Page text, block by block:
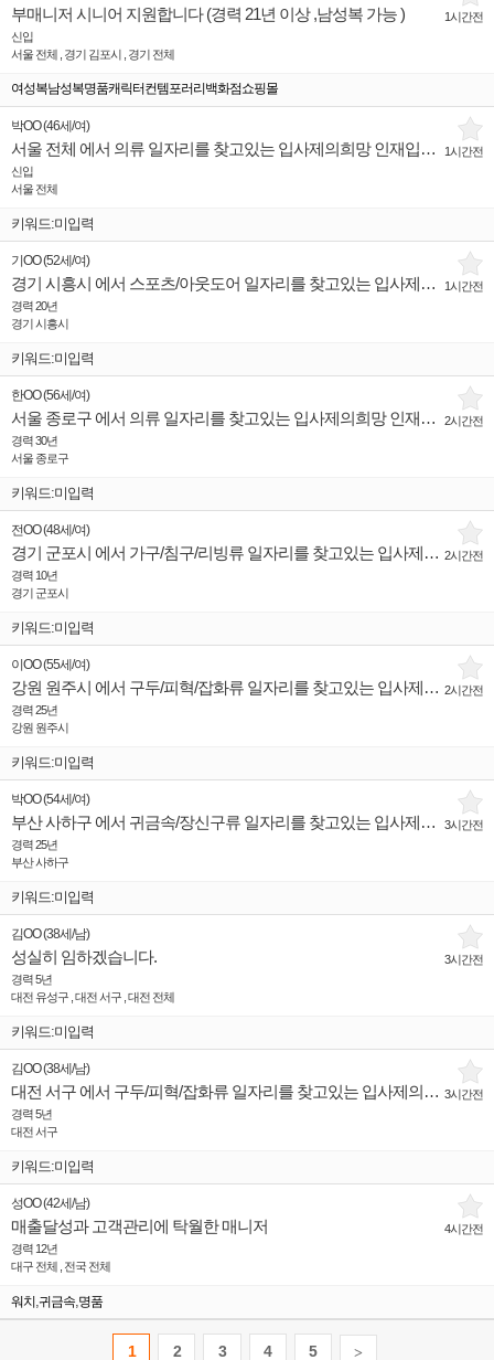
1시간전
부매니저 시니어 지원합니다 (경력 21년 이상 ,남성복 가능 )
신입
서울 전체 , 경기 김포시 , 경기 전체
여성복남성복명품캐릭터컨템포러리백화점쇼핑몰
1시간전
박OO(46세 /여)
서울 전체 에서 의류 일자리를 찾고있는 입사제의희망 인재입니다.
신입
서울 전체
키워드:미입력
1시간전
기OO(52세 /여)
경기 시흥시 에서 스포츠/아웃도어 일자리를 찾고있는 입사제의희망 인재입니다.
경력 20년
경기 시흥시
키워드:미입력
2시간전
한OO(56세 /여)
서울 종로구 에서 의류 일자리를 찾고있는 입사제의희망 인재입니다.
경력 30년
서울 종로구
키워드:미입력
2시간전
전OO(48세 /여)
경기 군포시 에서 가구/침구/리빙류 일자리를 찾고있는 입사제의희망 인재입니다.
경력 10년
경기 군포시
키워드:미입력
2시간전
이OO(55세 /여)
강원 원주시 에서 구두/피혁/잡화류 일자리를 찾고있는 입사제의희망 인재입니다.
경력 25년
강원 원주시
키워드:미입력
3시간전
박OO(54세 /여)
부산 사하구 에서 귀금속/장신구류 일자리를 찾고있는 입사제의희망 인재입니다.
경력 25년
부산 사하구
키워드:미입력
3시간전
김OO(38세 /남)
성실히 임하겠습니다.
경력 5년
대전 유성구 , 대전 서구 , 대전 전체
키워드:미입력
3시간전
김OO(38세 /남)
대전 서구 에서 구두/피혁/잡화류 일자리를 찾고있는 입사제의희망 인재입니다.
경력 5년
대전 서구
키워드:미입력
4시간전
성OO(42세 /남)
매출달성과 고객관리에 탁월한 매니저
경력 12년
대구 전체 , 전국 전체
워치 ,귀금속,명품
1 2 3 4 5 >